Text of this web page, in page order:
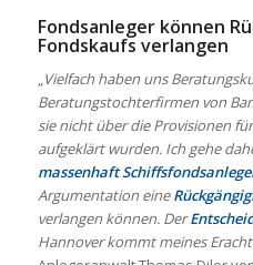
Fondsanleger können
Fondskaufs verlangen
„Vielfach haben uns
Beratungstochterfirmen von
sie nicht über die Provisionen
aufgeklärt wurden. Ich gehe
massenhaft
Argumentation eine
verlangen können. Der
Hannover kommt meines